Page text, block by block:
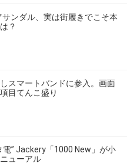
ンダル、実は街履きでこそ本
？
スマートバンドに参入。画面
目てんこ盛り
電” Jackery「1000 New」が小
ューアル